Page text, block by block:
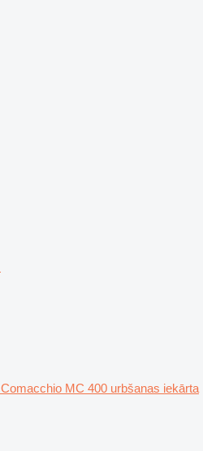
Comacchio MC 400 urbšanas iekārta